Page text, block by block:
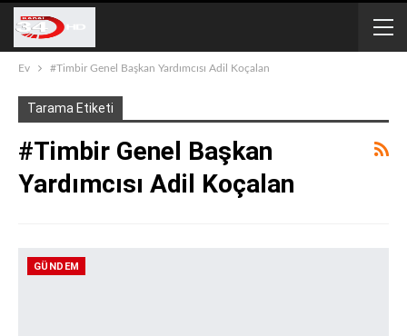
Ev #Timbir Genel Başkan Yardımcısı Adil Koçalan
Tarama Etiketi
#Timbir Genel Başkan
Yardımcısı Adil Koçalan
GÜNDEM